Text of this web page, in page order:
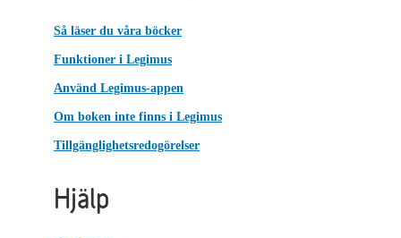
Så läser du våra böcker
Funktioner i Legimus
Använd Legimus-appen
Om boken inte finns i Legimus
Tillgänglighetsredogörelser
Hjälp